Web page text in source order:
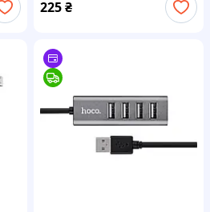
225₴